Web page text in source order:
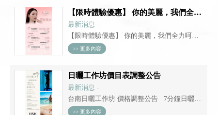
【限時體驗優惠】 你的美麗，我們全力呵護！
最新消息 -
【限時體驗優惠】 你的美麗，我們全力呵
護！現在正是改變的最佳時機，以最實惠的
密處汗毛惱人？影響穿衣自信？ &nbs...
>> 更多內容
日曬工作坊價目表調整公告
最新消息 -
台南日曬工作坊 價格調整公告 7分鐘日曬票
券 -NT250元 10分鐘日曬票券 -NT300元 購
>> 更多內容